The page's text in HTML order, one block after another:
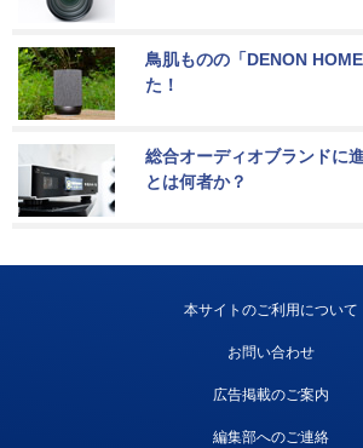
鳥肌ものの「DENON
た！
総合オーディオブランドに
とは何者か？
本サイトのご利用について
お問い合わせ
広告掲載のご案内
編集部へのご連絡